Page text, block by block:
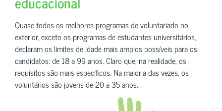
Quase todos os melhores programas de voluntariado no
exterior, exceto os programas de estudantes universitários,
declaram os limites de idade mais amplos possíveis para os
candidatos: de 18 a 99 anos. Claro que, na realidade, os
requisitos são mais específicos. Na maioria das vezes, os
voluntários são jovens de 20 a 35 anos.